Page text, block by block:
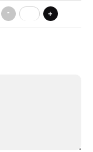
- +